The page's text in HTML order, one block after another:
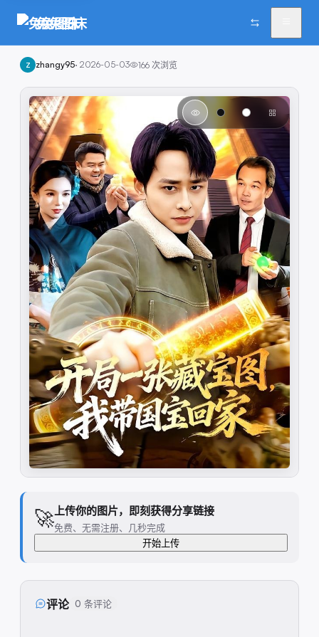
兔兔图床
Z zhangy95· 2026-05-03 166 次浏览
🚀 上传你的图片，即刻获得分享链接
免费、无需注册、几秒完成
开始上传
评论 0 条评论